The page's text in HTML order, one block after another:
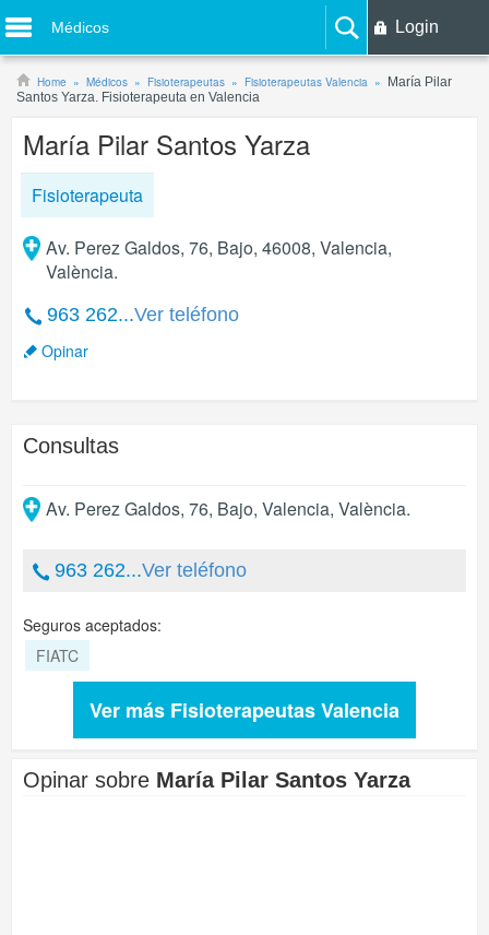
Médicos Login
Home Médicos Fisioterapeutas Fisioterapeutas Valencia
María Pilar
Santos Yarza. Fisioterapeuta en Valencia
María Pilar Santos Yarza
Fisioterapeuta
Av. Perez Galdos, 76, Bajo, 46008, Valencia,
València.
963 262...Ver teléfono
Opinar
Consultas
Av. Perez Galdos, 76, Bajo, Valencia, València.
963 262...Ver teléfono
Seguros aceptados:
FIATC
Ver más Fisioterapeutas Valencia
Opinar sobre María Pilar Santos Yarza